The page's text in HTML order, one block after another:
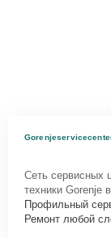
Сеть сервисных
техники Gorenje
Профильный
Ремонт любой